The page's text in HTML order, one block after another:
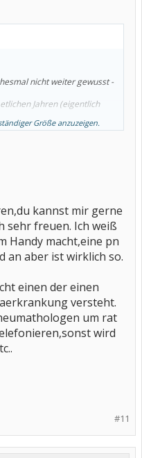
nicht weiter gewusst -
Jahren (eigentlich
dir mit was angesetzt
immer nur da
im Endeffekt ja auch nicht
Größe anzuzeigen.
kannst mir gerne
sehr freuen. Ich weiß
Handy macht,eine pn
an aber ist wirklich so.
einen der einen
versteht.
um rat
wird
#11